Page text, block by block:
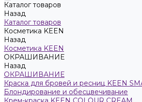
Каталог товаров
Назад
Каталог товаров
Косметика KEEN
Назад
Косметика KEEN
ОКРАШИВАНИЕ
Назад
ОКРАШИВАНИЕ
Краска для бровей и ресниц KEEN
Блондирование и обесцвечивание